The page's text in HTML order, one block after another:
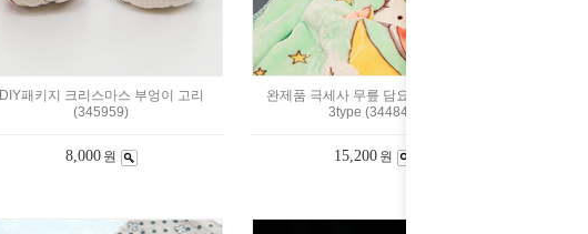
DIY패키지 크리스마스 부엉이 고리
(345959)
8,000 원
완제품 극세사 무릎 담요 코끼리 기린
3type (344843)
15,200 원